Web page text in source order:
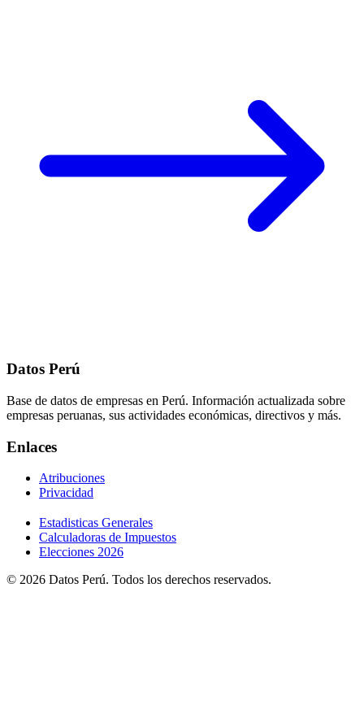
Datos Perú
Base de datos de empresas en Perú. Información actualizada sobre
empresas peruanas, sus actividades económicas, directivos y más.
Enlaces
Atribuciones
Privacidad
Estadisticas Generales
Calculadoras de Impuestos
Elecciones 2026
© 2026 Datos Perú. Todos los derechos reservados.